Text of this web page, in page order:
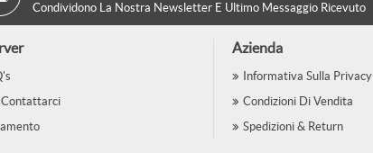
Condividono La Nostra Newsletter E Ultimo Messaggio Ricevuto
Contattarci
Azienda
Informativa Sulla Privacy
Condizioni Di Vendita
Spedizioni & Return